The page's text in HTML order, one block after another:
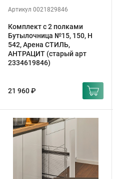
Артикул 0021829846
Комплект с 2 полками
Бутылочница №15, 150, H
542, Арена СТИЛЬ,
АНТРАЦИТ (старый арт
2334619846)
21 960 ₽